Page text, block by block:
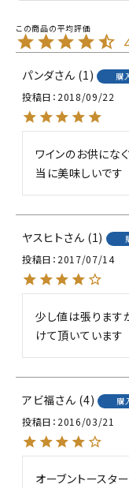
パンダ 1 購
投稿日 2018/09/22
ワインのお供にな
当に美味しいです
ヤスヒト 1
投稿日 2017/07/14
少し値は張ります
けて頂いています
アビ福 4 購
投稿日 2016/03/21
オーブントースタ